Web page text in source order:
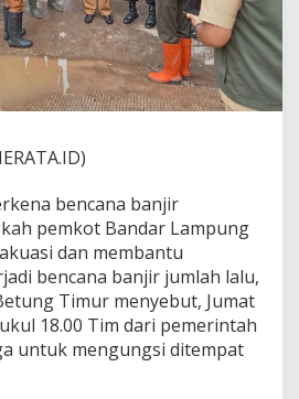
g
A
p
r
e
s
L
a
n
g
a
h
P
bencana banjir
pemkot Bandar Lampung
dan membantu
bencana banjir jumlah lalu,
Timur menyebut, Jumat
18.00 Tim dari pemerintah
untuk mengungsi ditempat